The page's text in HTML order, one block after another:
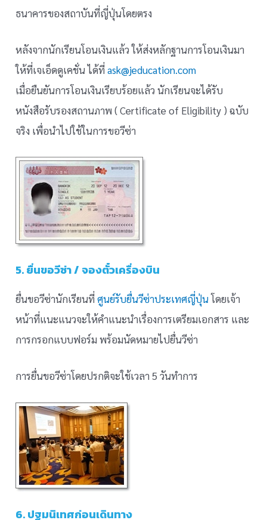
ธนาคารของสถาบันที่ญี่ปุ่นโดยตรง
หลังจากนักเรียนโอนเงินแล้ว ให้ส่งหลักฐานการโอนเงินมา
ให้ที่เจเอ็ดดูเคชั่น ได้ที่ask@jeducation.com
เมื่อยืนยันการโอนเงินเรียบร้อยแล้ว นักเรียนจะได้รับ
หนังสือรับรองสถานภาพ ( Certificate of Eligibility ) ฉบับ
จริง เพื่อนำไปใช้ในการขอวีซ่า
5. ยื่นขอวีซ่า / จองตั๋วเครื่องบิน
ยื่นขอวีซ่านักเรียนที่ศูนย์รับยื่นวีซ่าประเทศญี่ปุ่นโดยเจ้า
หน้าที่แนะแนวจะให้คำแนะนำเรื่องการเตรียมเอกสาร และ
การกรอกแบบฟอร์ม พร้อมนัดหมายไปยื่นวีซ่า
การยื่นขอวีซ่าโดยปรกติจะใช้เวลา 5 วันทำการ
6. ปฐมนิเทศก่อนเดินทาง